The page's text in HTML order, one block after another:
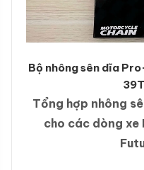
Bộ nhông sên dĩa
Tổng hợp nhông
cho các dòng xe